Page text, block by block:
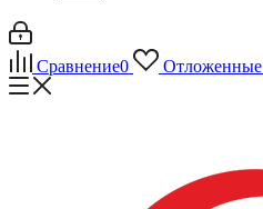
Сравнение0 Отложенные